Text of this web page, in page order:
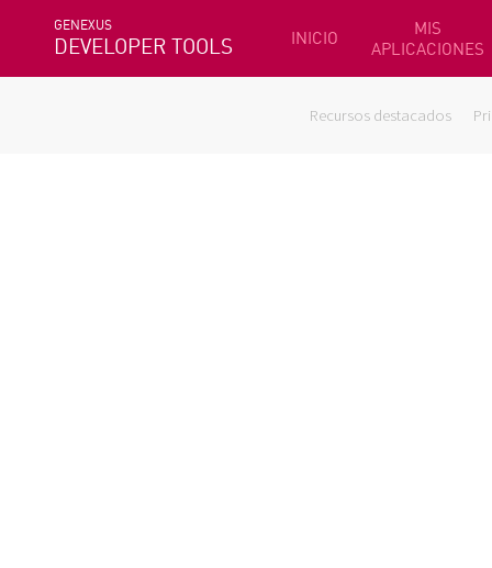
GENEXUS
DEVELOPER TOOLS INICIO
MIS
APLICACIONES
Recursos destacados